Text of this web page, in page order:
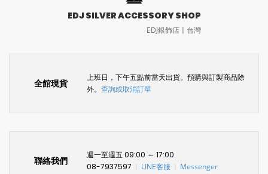
EDJ SILVER ACCESSORY SHOP
EDJ銀飾店〡台灣
全館現貨
上班日，下午五點前當天出貨。預購與訂製商品除
外。 查詢或取消訂單
聯絡我們
週一至週五 09:00 ～ 17:00
08-7937597
LINE客服 Messenger